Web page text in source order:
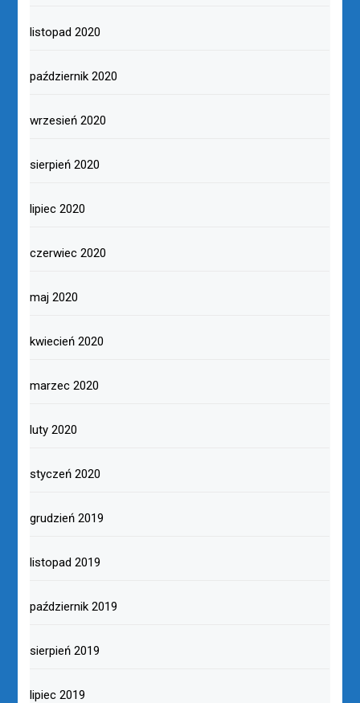
listopad 2020
październik 2020
wrzesień 2020
sierpień 2020
lipiec 2020
czerwiec 2020
maj 2020
kwiecień 2020
marzec 2020
luty 2020
styczeń 2020
grudzień 2019
listopad 2019
październik 2019
sierpień 2019
lipiec 2019